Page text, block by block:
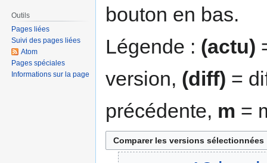
bouton en bas.
Légende : (actu)
version, (diff) =
précédente, m =
Outils
Pages liées
Suivi des pages liées
Atom
Pages spéciales
Informations sur la page